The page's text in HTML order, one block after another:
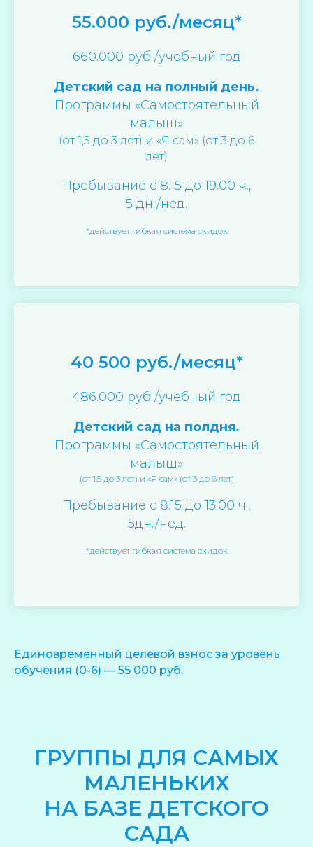
55.000 руб./месяц*
660.000 руб./учебный год
Детский сад на полный день.
Программы «Самостоятельный
малыш»
(от 1,5 до 3 лет) и «Я сам» (от 3 до 6
лет)
Пребывание с 8.15 до 19.00 ч.,
5 дн./нед.
*действует гибкая система скидок
40 500 руб./месяц*
486.000 руб./учебный год
Детский сад на полдня.
Программы «Самостоятельный
малыш»
(от 1,5 до 3 лет) и «Я сам» (от 3 до 6 лет)
Пребывание с 8.15 до 13.00 ч.,
5дн./нед.
*действует гибкая система скидок
Единовременный целевой взнос за уровень
обучения (0-6) — 55 000 руб.
ГРУППЫ ДЛЯ САМЫХ
МАЛЕНЬКИХ
НА БАЗЕ ДЕТСКОГО
САДА